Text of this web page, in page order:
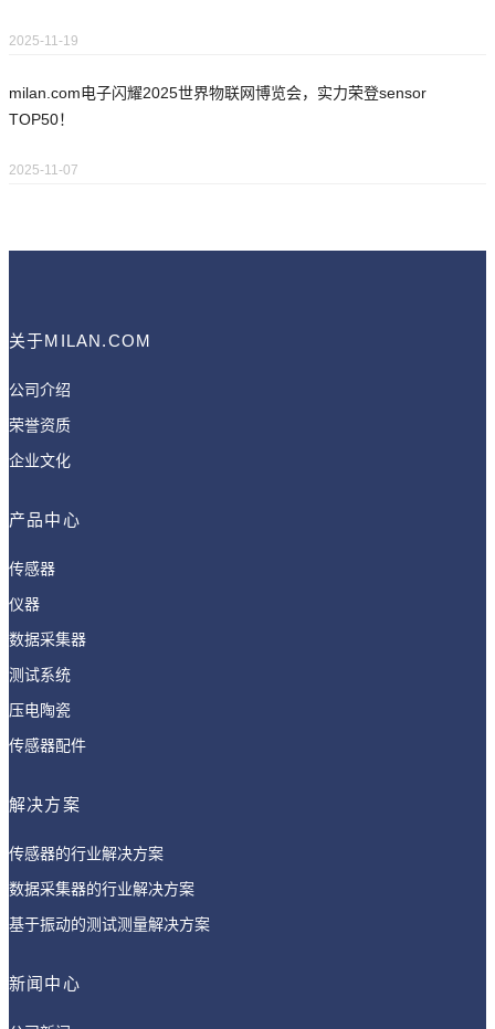
2025-11-19
milan.com电子闪耀2025世界物联网博览会，实力荣登sensor
TOP50！
2025-11-07
关于MILAN.COM
公司介绍
荣誉资质
企业文化
产品中心
传感器
仪器
数据采集器
测试系统
压电陶瓷
传感器配件
解决方案
传感器的行业解决方案
数据采集器的行业解决方案
基于振动的测试测量解决方案
新闻中心